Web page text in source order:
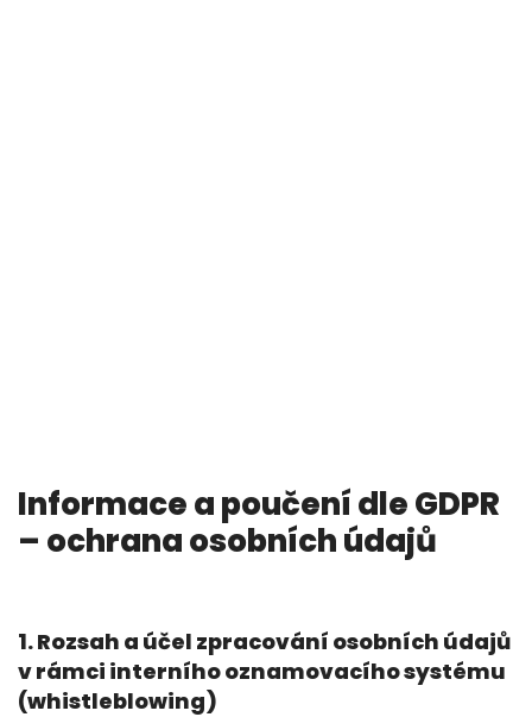
Informace a poučení dle GDPR
– ochrana osobních údajů
1. Rozsah a účel zpracování osobních údajů
v rámci interního oznamovacího systému
(whistleblowing)